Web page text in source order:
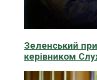
Зеленський
керівником